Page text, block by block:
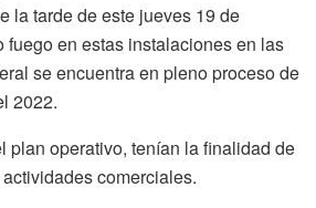
la tarde de este jueves 19 de
fuego en estas instalaciones en las
se encuentra en pleno proceso de
2022.
plan operativo, tenían la finalidad de
comerciales.